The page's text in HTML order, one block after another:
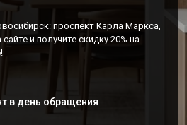
проспект Карла Маркса,
и получите скидку 20% на
в день обращения